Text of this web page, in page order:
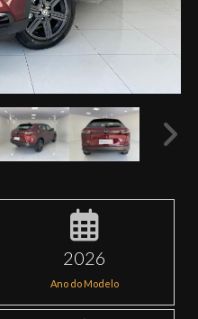
2026
Ano do Modelo